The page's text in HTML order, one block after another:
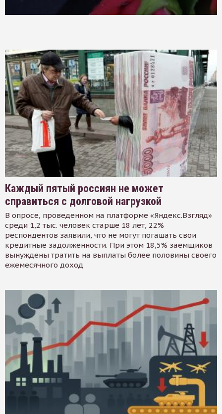
Каждый пятый россиян не может
справиться с долговой нагрузкой
В опросе, проведенном на платформе «Яндекс.Взгляд»
среди 1,2 тыс. человек старше 18 лет, 22%
респондентов заявили, что не могут погашать свои
кредитные задолженности. При этом 18,5% заемщиков
вынуждены тратить на выплаты более половины своего
ежемесячного доход